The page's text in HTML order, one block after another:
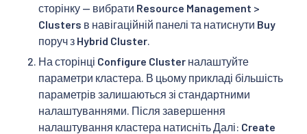
сторінку — вибрати Resource Management >
Clusters в навігаційній панелі та натиснути Buy
поруч з Hybrid Cluster
На сторінці Configure Cluster налаштуйте
параметри кластера. В цьому прикладі більшість
параметрів залишаються зі стандартними
налаштуваннями. Після завершення
налаштування кластера натисніть Далі: Create